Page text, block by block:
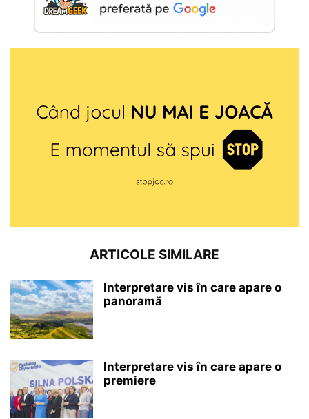
ARTICOLE SIMILARE
Interpretare vis în care apare o
panoramă
Interpretare vis în care apare o
premiere